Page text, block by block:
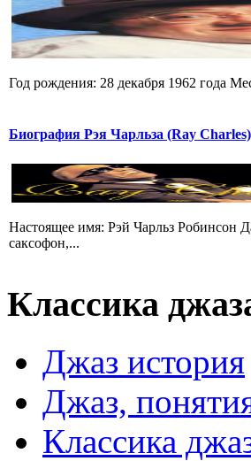
Год рождения: 28 декабря 1962 года
Биография Рэя Чарльза (Ray Charles)
Настоящее имя: Рэй Чарльз
саксофон,...
Классика
Джаз история
Джаз,
Классика